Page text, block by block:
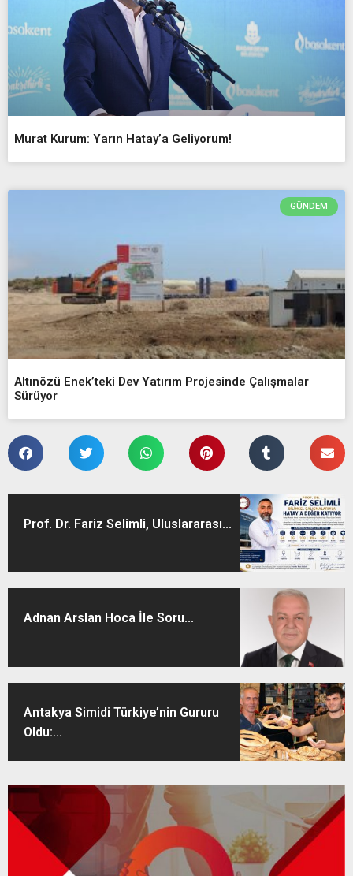
Murat Kurum: Yarın Hatay’a Geliyorum!
GÜNDEM
Altınözü Enek’teki Dev Yatırım Projesinde Çalışmalar
Sürüyor
Prof. Dr. Fariz Selimli, Uluslararası...
Adnan Arslan Hoca İle Soru...
Antakya Simidi Türkiye’nin Gururu
Oldu:...